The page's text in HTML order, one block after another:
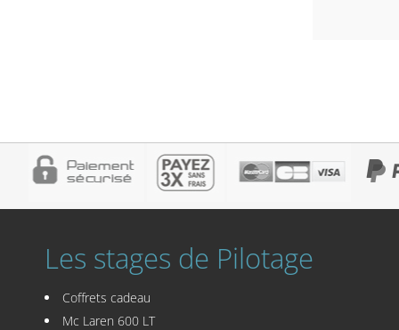
Les stages de Pilotage
Coffrets cadeau
Mc Laren 600 LT